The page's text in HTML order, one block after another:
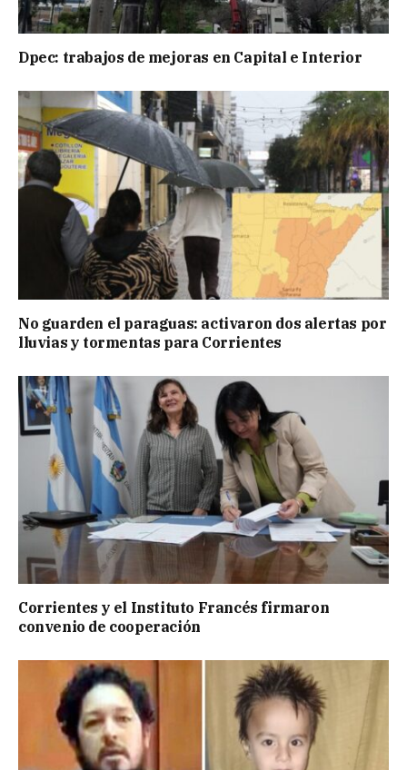
Dpec: trabajos de mejoras en Capital e Interior
No guarden el paraguas: activaron dos alertas por
lluvias y tormentas para Corrientes
Corrientes y el Instituto Francés firmaron
convenio de cooperación